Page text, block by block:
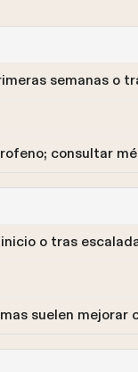
semanas o
consultar
o tras
suelen mejorar